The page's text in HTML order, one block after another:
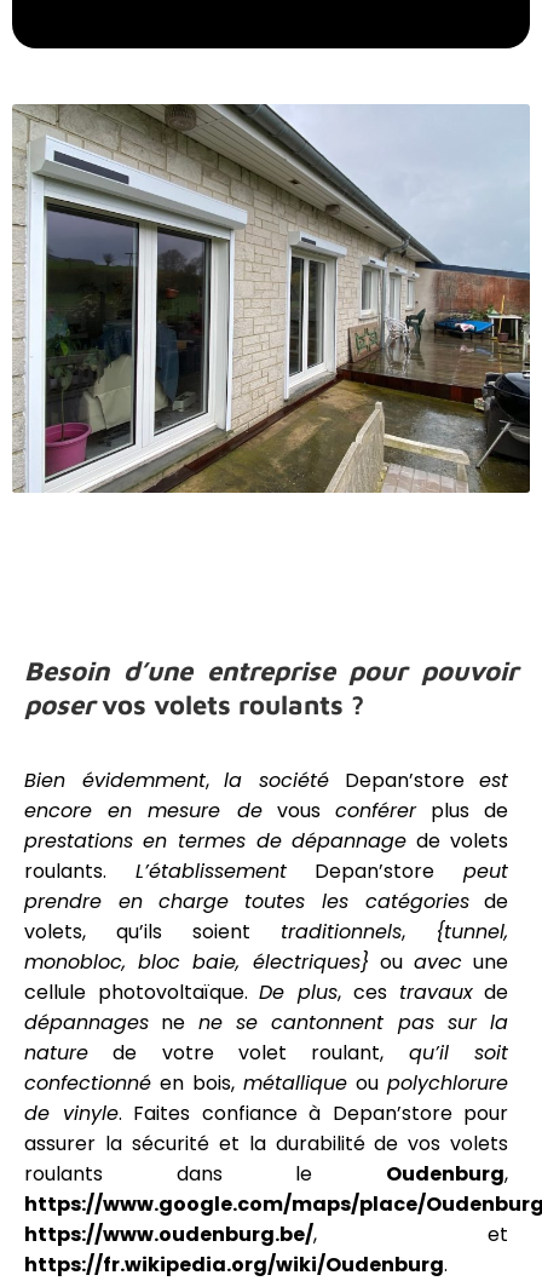
Besoin d’une entreprise pour pouvoir
poservos volets roulants ?
Bien évidemment,la sociétéDepan’storeest
encore en mesure devous conférerplus de
prestations en termes de dépannage de volets
roulants. L’établissementDepan’storepeut
prendre en charge
toutes les catégoriesde
volets, qu’ils soient traditionnels, {tunnel,
monobloc, bloc baie, électriques} ouavec une
cellule photovoltaïque.De plus, ces travauxde
dépannages ne ne se cantonnent pas sur la
nature de votre volet roulant, qu’il soit
confectionné en bois,métallique oupolychlorure
de vinyle. Faites confiance à Depan’store pour
assurer la sécurité et la durabilité de vos volets
roulants dans le Oudenburg,
https://www.google.com/maps/place/
https://www.oudenburg.be/, et
https://fr.wikipedia.org/wiki/Oudenburg.